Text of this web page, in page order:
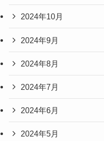
2024年10月
2024年9月
2024年8月
2024年7月
2024年6月
2024年5月